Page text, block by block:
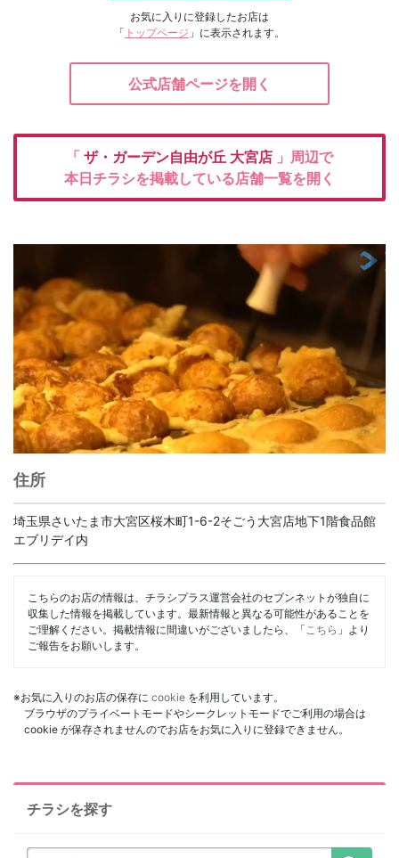
お気に入りに登録したお店は
「 トップページ 」に表示されます。
公式店舗ページを開く
「 ザ・ガーデン自由が丘 大宮店 」周辺で
本日チラシを掲載している店舗一覧を開く
住所
埼玉県さいたま市大宮区桜木町1-6-2そごう大宮店地下1階食品館
エブリデイ内
こちらのお店の情報は、チラシプラス運営会社のセブンネットが独自に
収集した情報を掲載しています。最新情報と異なる可能性があることを
ご理解ください。掲載情報に間違いがございましたら、「 こちら 」より
ご報告をお願いします。
※お気に入りのお店の保存に cookie を利用しています。
ブラウザのプライベートモードやシークレットモードでご利用の場合は
cookie が保存されませんのでお店をお気に入りに登録できません。
チラシを探す